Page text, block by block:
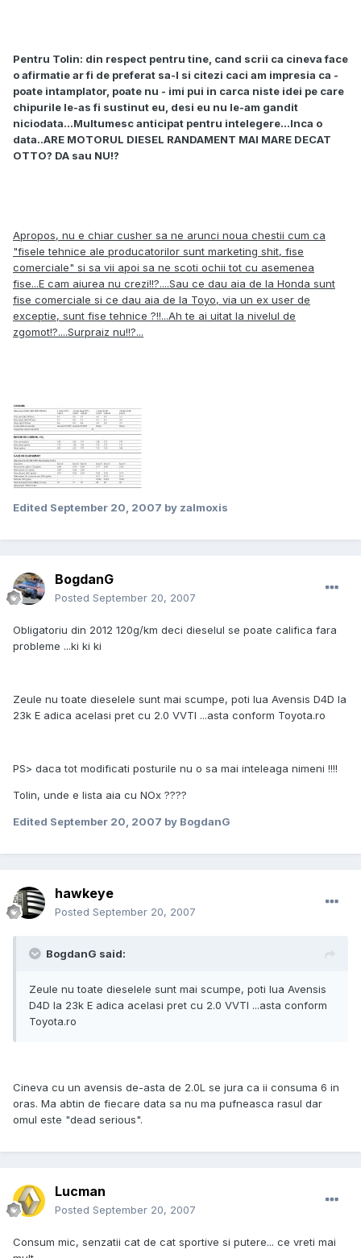
Pentru Tolin: din respect pentru tine, cand scrii ca cineva face
o afirmatie ar fi de preferat sa-l si citezi caci am impresia ca -
poate intamplator, poate nu - imi pui in carca niste idei pe care
chipurile le-asfi sustinut eu, desi eu nu le-am gandit
niciodata...Multumesc anticipat pentru intelegere...Inca o
data..ARE MOTORUL DIESEL RANDAMENT MAI MARE DECAT
OTTO? DA sau NU!?
Apropos, nu e chiar cusher sa ne arunci noua chestii cum ca
"fisele tehnice ale producatorilor sunt marketing shit, fise
comerciale" si sa vii apoi sa ne scoti ochii tot cu asemenea
fise...E cam aiurea nu crezi!!?....Sau ce dau aia de la Honda sunt
fise comerciale si ce dau aia de la Toyo, via un ex user de
exceptie, sunt fise tehnice ?!!...Ah te ai uitat la nivelul de
zgomot!?....Surpraiz nu!!?...
Edited September 20, 2007 by zalmoxis
BogdanG
Posted September 20, 2007
Obligatoriu din 2012 120g/km deci dieselul se poate califica fara
probleme ...ki ki ki
Zeule nu toate dieselele sunt mai scumpe, poti lua Avensis D4D la
23k E adica acelasi pret cu 2.0 VVTI ...asta conform Toyota.ro
PS> daca tot modificati posturile nu o sa mai inteleaga nimeni !!!!
Tolin, unde e lista aia cu NOx ????
Edited September 20, 2007 by BogdanG
hawkeye
Posted September 20, 2007
BogdanG said:
Zeule nu toate dieselele sunt mai scumpe, poti lua Avensis
D4D la 23k E adica acelasi pret cu 2.0 VVTI ...asta conform
Toyota.ro
Cineva cu un avensis de-asta de 2.0L se jura ca ii consuma 6 in
oras. Ma abtin de fiecare data sa nu ma pufneasca rasul dar
omul este "dead serious".
Lucman
Posted September 20, 2007
Consum mic, senzatii cat de cat sportive si putere... ce vreti mai